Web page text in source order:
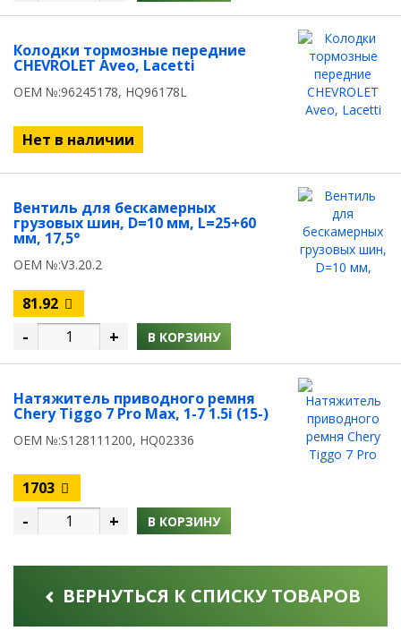
Колодки тормозные передние
CHEVROLET Aveo, Lacetti
OEM №:96245178, HQ96178L
Нет в наличии
Вентиль для бескамерных
грузовых шин, D=10 мм, L=25+60
мм, 17,5°
OEM №:V3.20.2
81.92
- + В КОРЗИНУ
Натяжитель приводного ремня
Chery Tiggo 7 Pro Max, 1-7 1.5i (15-)
OEM №:S128111200, HQ02336
1703
- + В КОРЗИНУ
ВЕРНУТЬСЯ К СПИСКУ ТОВАРОВ